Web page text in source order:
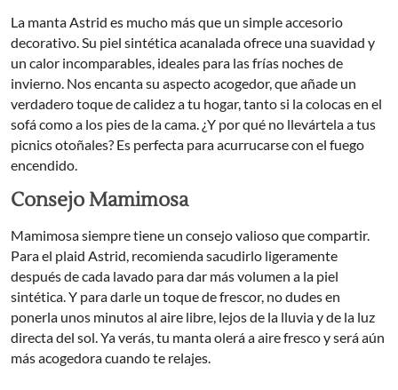
La manta Astrid es mucho más que un simple accesorio
decorativo. Su piel sintética acanalada ofrece una suavidad y
un calor incomparables, ideales para las frías noches de
invierno. Nos encanta su aspecto acogedor, que añade un
verdadero toque de calidez a tu hogar, tanto si la colocas en el
sofá como a los pies de la cama. ¿Y por qué no llevártela a tus
picnics otoñales? Es perfecta para acurrucarse con el fuego
encendido.
Consejo Mamimosa
Mamimosa siempre tiene un consejo valioso que compartir.
Para el plaid Astrid, recomienda sacudirlo ligeramente
después de cada lavado para dar más volumen a la piel
sintética. Y para darle un toque de frescor, no dudes en
ponerla unos minutos al aire libre, lejos de la lluvia y de la luz
directa del sol. Ya verás, tu manta olerá a aire fresco y será aún
más acogedora cuando te relajes.